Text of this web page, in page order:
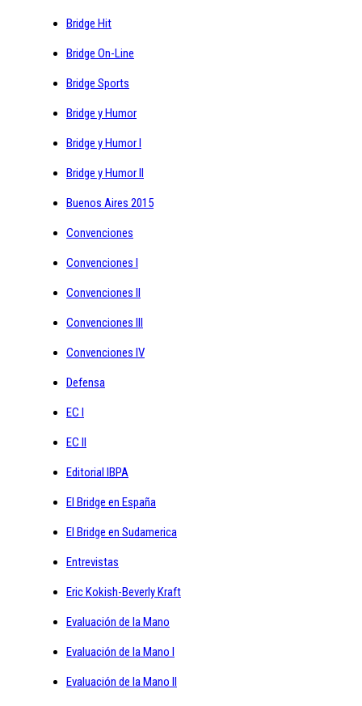
Bridge Hit
Bridge On-Line
Bridge Sports
Bridge y Humor
Bridge y Humor I
Bridge y Humor II
Buenos Aires 2015
Convenciones
Convenciones I
Convenciones II
Convenciones III
Convenciones IV
Defensa
EC I
EC II
Editorial IBPA
El Bridge en España
El Bridge en Sudamerica
Entrevistas
Eric Kokish-Beverly Kraft
Evaluación de la Mano
Evaluación de la Mano I
Evaluación de la Mano II